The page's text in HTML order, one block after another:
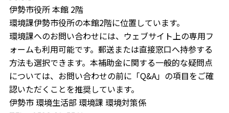
伊勢市役所 本館 2階
環境課伊勢市役所の本館2階に位置しています。
環境課へのお問い合わせには、ウェブサイト上の専用フ
ォームも利用可能です。郵送または直接窓口へ持参する
方法も選択できます。本補助金に関する一般的な疑問点
については、お問い合わせの前に「Q&A」の項目をご確
認いただくことを推奨しています。
伊勢市 環境生活部 環境課 環境対策係